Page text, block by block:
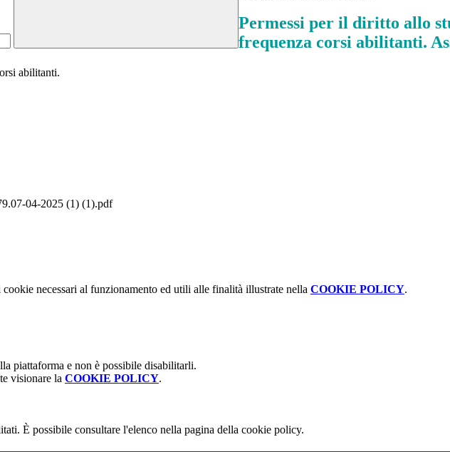
Permessi per il diritto allo
frequenza corsi abilitanti.
abilitanti.
04-2025 (1) (1).pdf
necessari al funzionamento ed utili alle finalità illustrate nella COOKIE POLICY.
piattaforma e non è possibile disabilitarli.
visionare la COOKIE POLICY.
È possibile consultare l'elenco nella pagina della cookie policy.